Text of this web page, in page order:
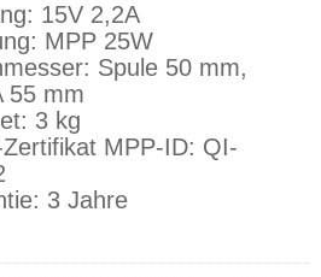
15V 2,2A
MPP 25W
Spule 50 mm,
55 mm
3 kg
MPP-ID: QI-
3 Jahre